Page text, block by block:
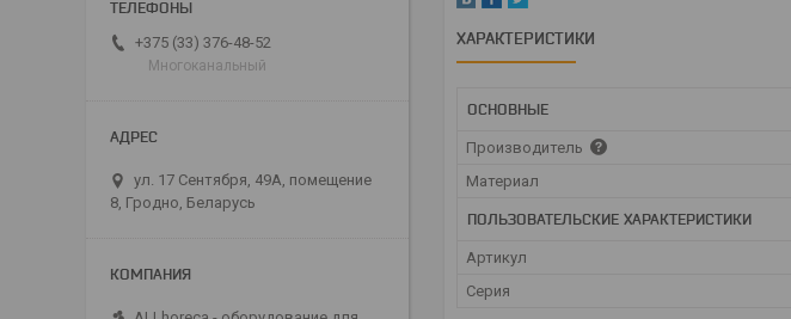
ХАРАКТЕРИСТИКИ
ОСНОВНЫЕ
Производитель
Материал
ПОЛЬЗОВАТЕЛЬСКИЕ ХАРАКТЕРИСТИКИ
Артикул
Серия
+375 (33) 376-48-52
Многоканальный
ул. 17 Сентября, 49А, помещение
8, Гродно, Беларусь